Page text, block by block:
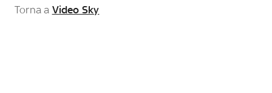
Torna a Video Sky